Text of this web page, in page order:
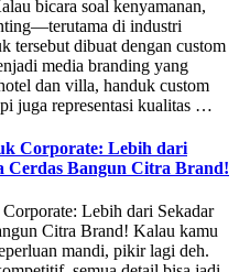
bicara soal kenyamanan,
di industri
tersebut dibuat dengan custom
media branding yang
dan villa, handuk custom
juga representasi kualitas …
Corporate: Lebih dari
Cerdas Bangun Citra Brand!
Lebih dari Sekadar
Citra Brand! Kalau kamu
mandi, pikir lagi deh.